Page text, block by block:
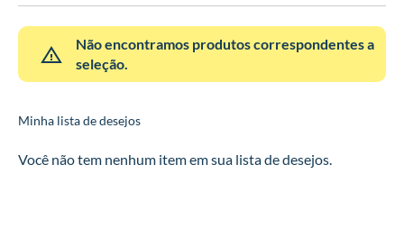
Não encontramos produtos correspondentes a
seleção.
Minha lista de desejos
Você não tem nenhum item em sua lista de desejos.